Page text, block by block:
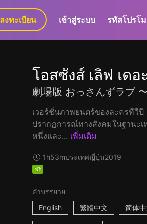
GaLa+
ลงทะเบียน เข้าสู่ระบบ รหัสโปรโ
โอสซังส์ เลิฟ เดอ
劇場版 おっさんずラブ
เวอร์ชั่นภาพยนตร์ของละครทีวีปี
ปรากฏการณ์ทางสังคมในฐานะเ
หนึ่งและ... เพิ่มเติม
1h53mประเทศญี่ปุ่น2019
ฟรี
คำบรรยาย
English
繁體中文 简体